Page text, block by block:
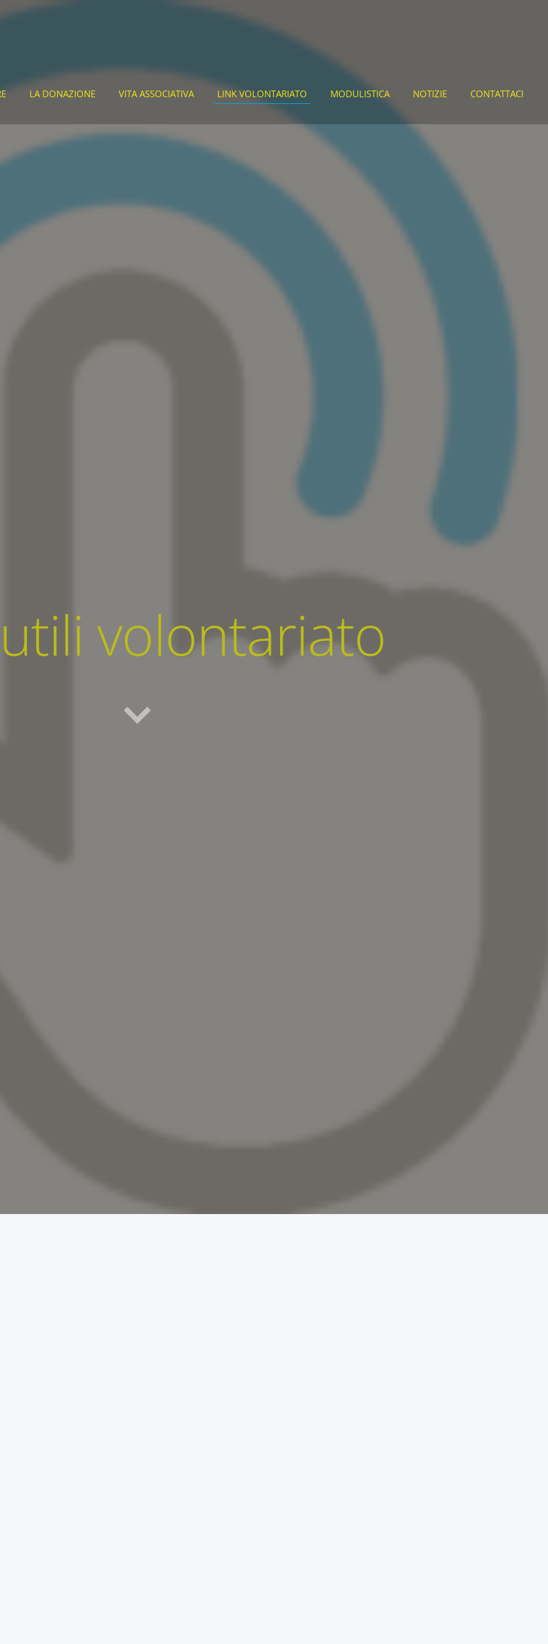
volontariato
LA DONAZIONE VITA ASSOCIATIVA LINK VOLONTARIATO MODULISTICA NOTIZIE CONTATTACI